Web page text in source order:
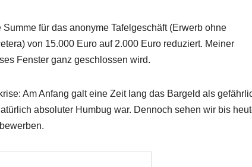
für das anonyme Tafelgeschäft (Erwerb ohne
von 15.000 Euro auf 2.000 Euro reduziert. Meiner
Fenster ganz geschlossen wird.
Am Anfang galt eine Zeit lang das Bargeld als
absoluter Humbug war. Dennoch sehen wir bis